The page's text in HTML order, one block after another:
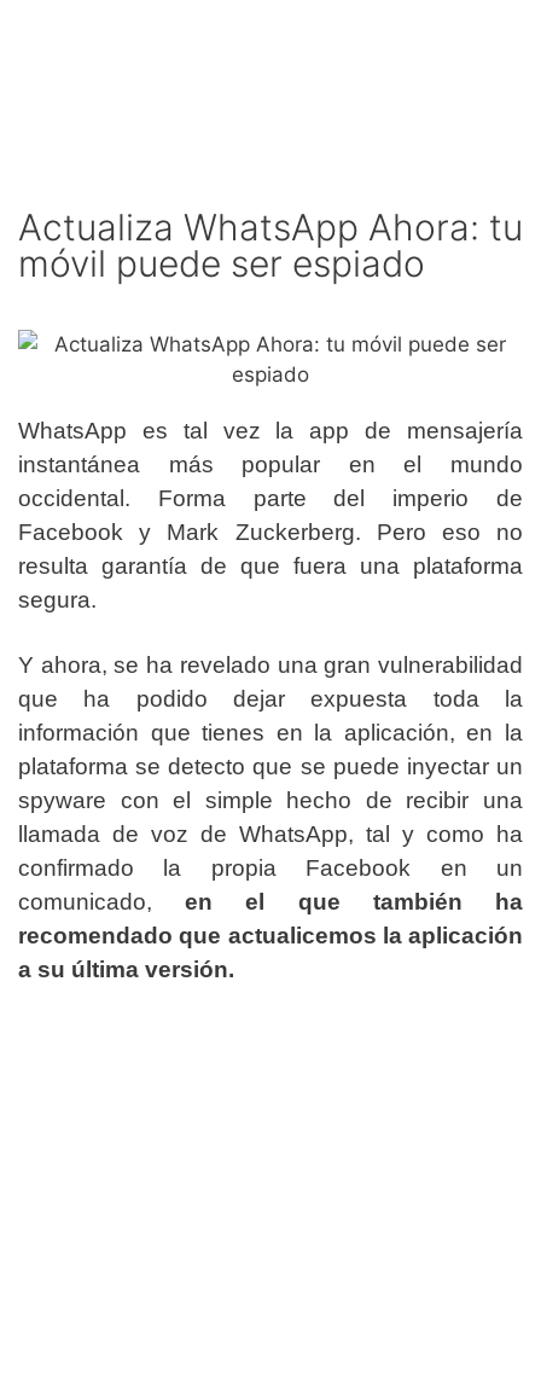
Actualiza WhatsApp Ahora: tu
móvil puede ser espiado
WhatsApp es tal vez la app de mensajería
instantánea más popular en el mundo
occidental. Forma parte del imperio de
Facebook y Mark Zuckerberg. Pero eso no
resulta garantía de que fuera una plataforma
segura.
Y ahora, se ha revelado una gran vulnerabilidad
que ha podido dejar expuesta toda la
información que tienes en la aplicación, en la
plataforma se detecto que se puede inyectar un
spyware con el simple hecho de recibir una
llamada de voz de WhatsApp, tal y como ha
confirmado la propia Facebook en un
comunicado,en el que también ha
recomendado que actualicemos la aplicación
a su última versión.